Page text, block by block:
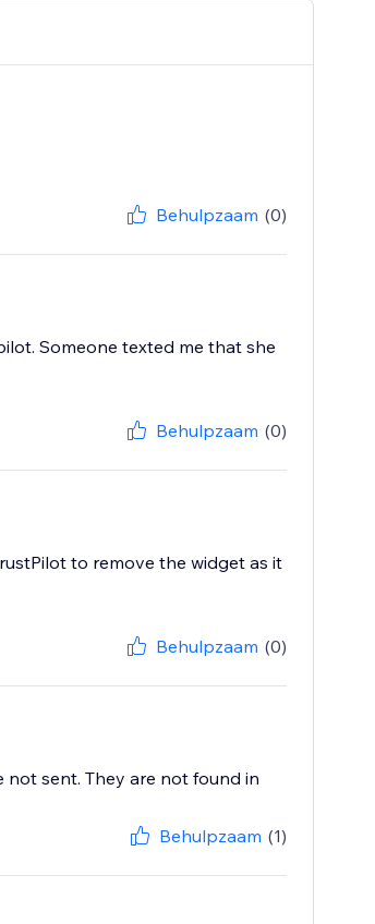
Behulpzaam (0)
Someone texted me that she
Behulpzaam (0)
to remove the widget as it
Behulpzaam (0)
sent. They are not found in
Behulpzaam (1)